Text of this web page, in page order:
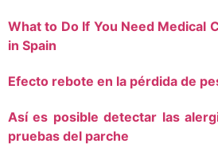
What to Do If You Need Medical
in Spain
Efecto rebote en la pérdida de
Así es posible detectar las
pruebas del parche